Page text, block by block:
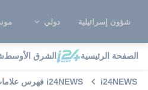
شؤون إسرائيلية دولي
الصفحة الرئيسية الشرق الأوسط
i24NEWS i24NEWS فهرس علامات